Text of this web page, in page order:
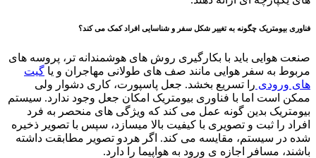
فناوری بیومتریک چگونه به تغییر شکل سفر و شناسایی افراد کمک می کند؟
صنعت هوایی باید با بکارگیری روش های هوشمندانه تر، پروسه های
مربوط به سفر هوایی مانند صف های طولانی مهاجران و یا گیت
های ورودی را تسریع بخشد. جعل پاسپورت، کاری دشوار ولی
ممکن است اما با فناوری بیومتریک امکان جعل وجود ندارد. سیستم
بیومتریک بدین گونه عمل می کند که ویژگی های منحصر به فرد
افراد را ثبت و تصویری با کیفیت بالا میسازد، سپس با تصویر ذخیره
شده در سیستم، مقایسه می کند. اگر هردو تصویر مطابقت داشته
باشند، مسافر اجازه ی ورود به هواپیما را دارد.